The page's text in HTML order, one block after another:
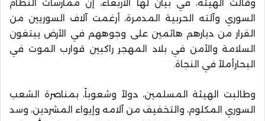
وقالت الهيئة، في بيان لها الأربعاء، إن ممارسات النظام
السوري وآلته الحربية المدمرة، أرغمت آلاف السوريين من
الفرار من ديارهم هائمين على وجوههم في الأرض يبتغون
السلامة والأمن في بلاد المهجر راكبين قوارب الموت في
البحارأملاً في النجاة.
وطالبت الهيئة المسلمين، دولاً وشعوباً، بمناصرة الشعب
السوري المكلوم، والتخفيف من آلامه وإيواء المشردين، وسد